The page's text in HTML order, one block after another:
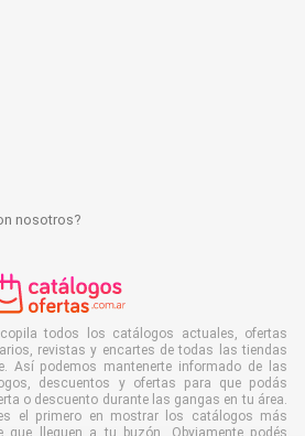
nosotros?
todos los catálogos actuales, ofertas
revistas y encartes de todas las tiendas
Así podemos mantenerte informado de las
descuentos y ofertas para que podás
o descuento durante las gangas en tu área.
el primero en mostrar los catálogos más
que lleguen a tu buzón. Obviamente podés